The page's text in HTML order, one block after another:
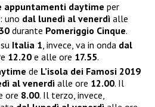
appuntamenti daytime per
: uno dal lunedì al venerdì alle
durante Pomeriggio Cinque.
su Italia 1, invece, va in onda dal
12.20 e alle ore 17.55.
de L’isola dei Famosi 2019
al venerdì alle ore 12.00. Il
ore 8.00. Il terzo, invece,